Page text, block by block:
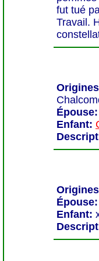
fut tué
Travail.
Épouse:
Enfant:
Épouse:
Enfant: